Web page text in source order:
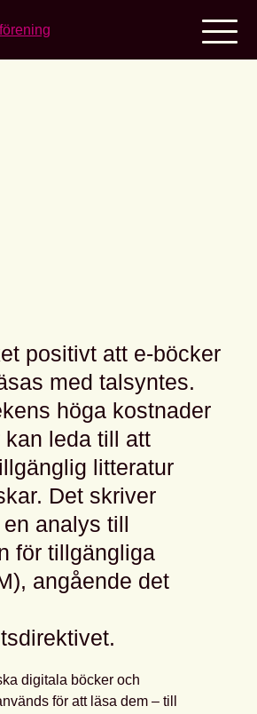
positivt att e-böcker
med talsyntes.
höga kostnader
leda till att
litteratur
Det skriver
analys till
för tillgängliga
angående det
digitala böcker och
för att läsa dem – till